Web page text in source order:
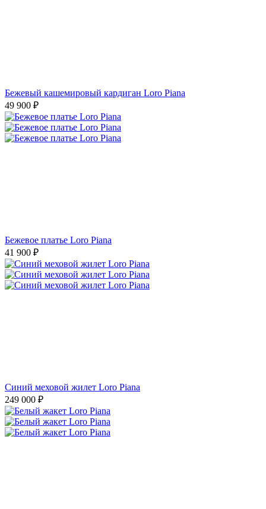
Бежевый кашемировый кардиган Loro Piana
49 900 ₽
Бежевое платье Loro Piana
41 900 ₽
Синий меховой жилет Loro Piana
249 000 ₽